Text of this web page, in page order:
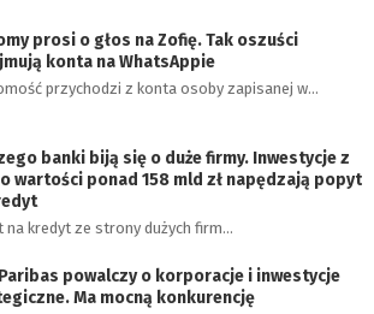
prosi o głos na Zofię. Tak oszuści
konta na WhatsAppie
przychodzi z konta osoby zapisanej w…
banki biją się o duże firmy. Inwestycje z
o wartości ponad 158 mld zł napędzają popyt
na kredyt ze strony dużych firm…
Paribas powalczy o korporacje i inwestycje
Ma mocną konkurencję